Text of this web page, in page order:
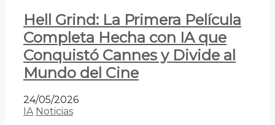
Hell Grind: La Primera Película
Completa Hecha con IA que
Conquistó Cannes y Divide al
Mundo del Cine
24/05/2026
IA Noticias